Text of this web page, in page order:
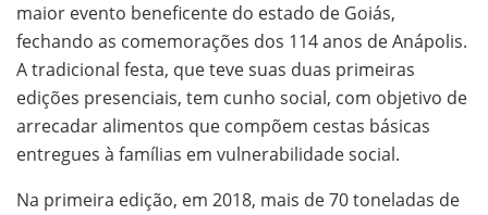
maior evento beneficente do estado de Goiás,
fechando as comemorações dos 114 anos de Anápolis.
A tradicional festa, que teve suas duas primeiras
edições presenciais, tem cunho social, com objetivo de
arrecadar alimentos que compõem cestas básicas
entregues à famílias em vulnerabilidade social.
Na primeira edição, em 2018, mais de 70 toneladas de